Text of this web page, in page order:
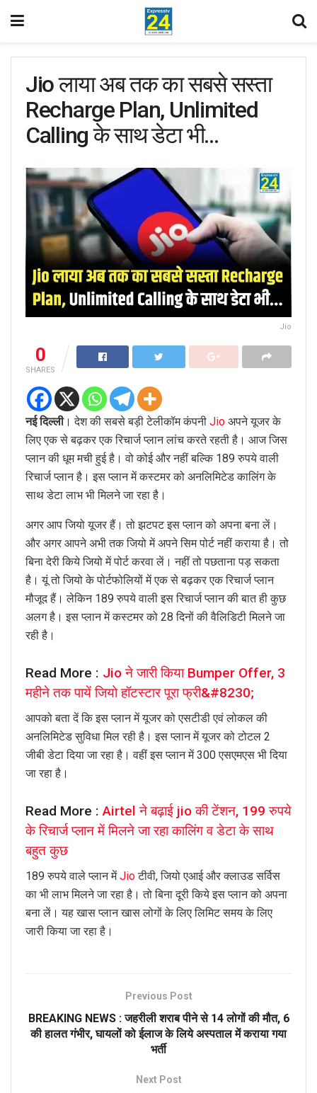
Jio लाया अब तक का सबसे सस्ता
Recharge Plan, Unlimited
Calling के साथ डेटा भी…
Jio
0
SHARES
नई दिल्ली। देश की सबसे बड़ी टेलीकॉम कंपनी Jio अपने यूजर के
लिए एक से बढ़कर एक रिचार्ज प्लान लांच करते रहती है। आज जिस
प्लान की धूम मची हुई है। वो कोई और नहीं बल्कि 189 रुपये वाली
रिचार्ज प्लान है। इस प्लान में कस्टमर को अनलिमिटेड कालिंग के
साथ डेटा लाभ भी मिलने जा रहा है।
अगर आप जियो यूजर हैं। तो झटपट इस प्लान को अपना बना लें।
और अगर आपने अभी तक जियो में अपने सिम पोर्ट नहीं कराया है। तो
बिना देरी किये जियो में पोर्ट करवा लें। नहीं तो पछताना पड़ सकता
है। यूं तो जियो के पोर्टफोलियों में एक से बढ़कर एक रिचार्ज प्लान
मौजूद हैं। लेकिन 189 रुपये वाली इस रिचार्ज प्लान की बात ही कुछ
अलग है। इस प्लान में कस्टमर को 28 दिनों की वैलिडिटी मिलने जा
रही है।
Read More : Jio ने जारी किया Bumper Offer, 3
महीने तक पायें जियो हॉटस्टार पूरा फ्री&#8230;
आपको बता दें कि इस प्लान में यूजर को एसटीडी एवं लोकल की
अनलिमिटेड सुविधा मिल रही है। इस प्लान में यूजर को टोटल 2
जीबी डेटा दिया जा रहा है। वहीं इस प्लान में 300 एसएमएस भी दिया
जा रहा है।
Read More :Airtel ने बढ़ाई jio की टेंशन, 199 रुपये
के रिचार्ज प्लान में मिलने जा रहा कालिंग व डेटा के साथ
बहुत कुछ
189 रुपये वाले प्लान मेंJioटीवी, जियो एआई और क्लाउड सर्विस
का भी लाभ मिलने जा रहा है। तो बिना दूरी किये इस प्लान को अपना
बना लें। यह खास प्लान खास लोगों के लिए लिमिट समय के लिए
जारी किया जा रहा है।
Previous Post
BREAKING NEWS : जहरीली शराब पीने से 14 लोगों की मौत, 6
की हालत गंभीर, घायलों को ईलाज के लिये अस्पताल में कराया गया
भर्ती
Next Post